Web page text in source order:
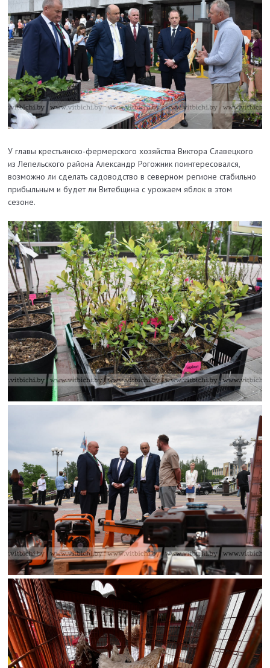
У главы крестьянско-фермерского хозяйства Виктора Славецкого
из Лепельского района Александр Рогожник поинтересовался,
возможно ли сделать садоводство в северном регионе стабильно
прибыльным и будет ли Витебщина с урожаем яблок в этом
сезоне.